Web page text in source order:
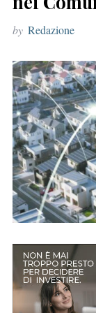
r
:
by Redazione